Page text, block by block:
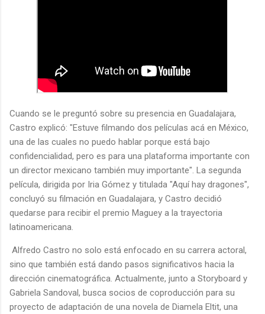
Cuando se le preguntó sobre su presencia en Guadalajara,
Castro explicó: "Estuve filmando dos películas acá en México,
una de las cuales no puedo hablar porque está bajo
confidencialidad, pero es para una plataforma importante con
un director mexicano también muy importante". La segunda
película, dirigida por Iria Gómez y titulada "Aquí hay dragones",
concluyó su filmación en Guadalajara, y Castro decidió
quedarse para recibir el premio Maguey a la trayectoria
latinoamericana.
Alfredo Castro no solo está enfocado en su carrera actoral,
sino que también está dando pasos significativos hacia la
dirección cinematográfica. Actualmente, junto a Storyboard y
Gabriela Sandoval, busca socios de coproducción para su
proyecto de adaptación de una novela de Diamela Eltit, una